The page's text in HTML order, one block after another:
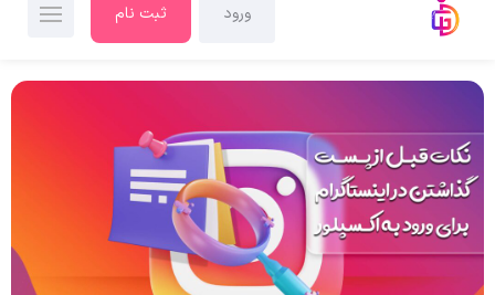
ورود ثبت نام